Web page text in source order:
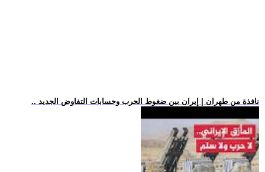
.. نافذة من طهران | إيران بين ضغوط الحرب وحسابات التفاوض الجديد